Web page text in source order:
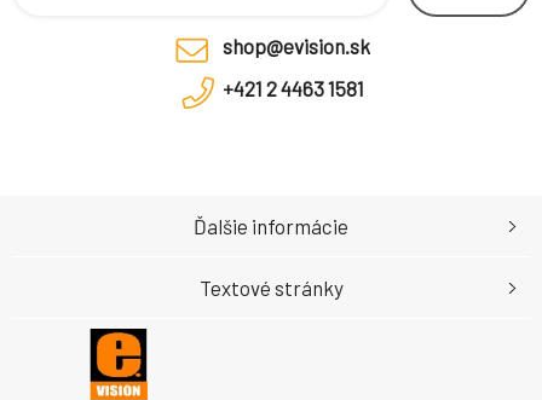
shop@evision.sk
+421 2 4463 1581
Ďalšie informácie
Textové stránky